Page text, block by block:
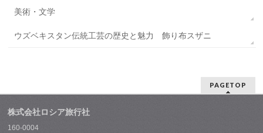
美術・文学
ウズベキスタン伝統工芸の歴史と魅力 飾り布スザニ
PAGETOP
株式会社ロシア旅行社
160-0004